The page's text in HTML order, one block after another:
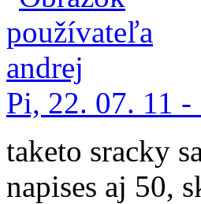
Pi, 22. 07. 11
taketo sracky
napises aj 50,